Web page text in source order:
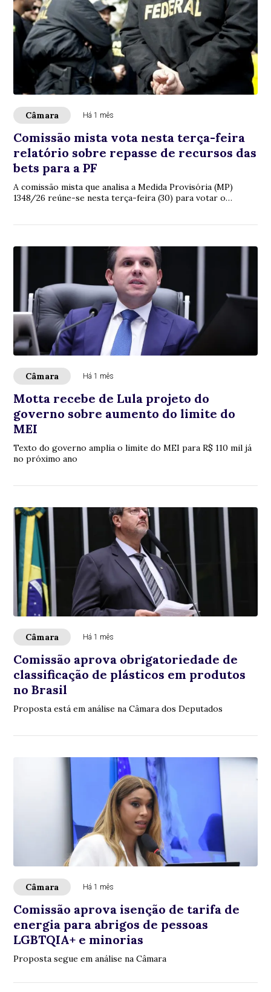
Câmara Há 1 mês
Comissão mista vota nesta terça-feira
relatório sobre repasse de recursos das
bets para a PF
A comissão mista que analisa a Medida Provisória (MP)
1348/26 reúne-se nesta terça-feira (30) para votar o
Câmara Há 1 mês
Motta recebe de Lula projeto do
governo sobre aumento do limite do
MEI
Texto do governo amplia o limite do MEI para R$ 110 mil já
no próximo ano
Câmara Há 1 mês
Comissão aprova obrigatoriedade de
classificação de plásticos em produtos
no Brasil
Proposta está em análise na Câmara dos Deputados
Câmara Há 1 mês
Comissão aprova isenção de tarifa de
energia para abrigos de pessoas
LGBTQIA+ e minorias
Proposta segue em análise na Câmara